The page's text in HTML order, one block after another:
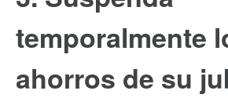
temporalmente
ahorros de su